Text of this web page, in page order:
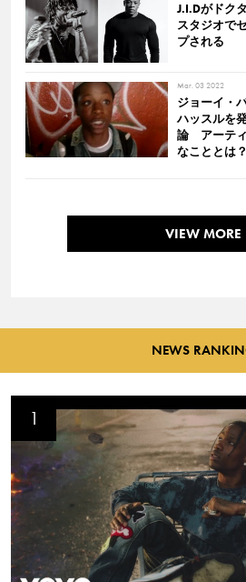
J.I.Dがドク
スタジオで
プされる
Mar. 03 2022
ジョーイ・
ハッスルを
論 アーティ
なこととは？
VIEW MORE
NEWS